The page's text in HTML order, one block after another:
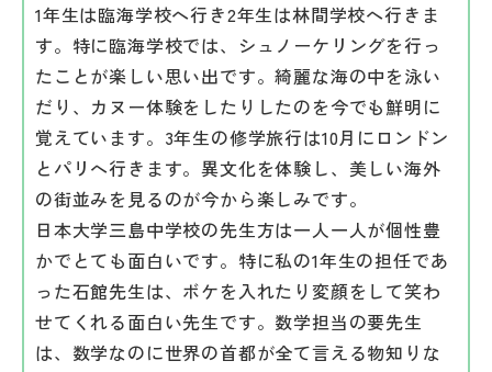
1年生は臨海学校へ行き2年生は林間学校へ行きま
す。特に臨海学校では、シュノーケリングを行っ
たことが楽しい思い出です。綺麗な海の中を泳い
だり、カヌー体験をしたりしたのを今でも鮮明に
覚えています。3年生の修学旅行は10月にロンドン
とパリへ行きます。異文化を体験し、美しい海外
の街並みを見るのが今から楽しみです。
日本大学三島中学校の先生方は一人一人が個性豊
かでとても面白いです。特に私の1年生の担任であ
った石館先生は、ボケを入れたり変顔をして笑わ
せてくれる面白い先生です。数学担当の要先生
は、数学なのに世界の首都が全て言える物知りな